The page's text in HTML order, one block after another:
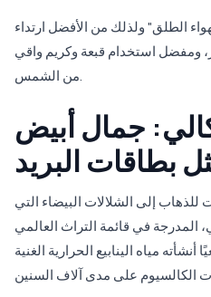
الطلق" ولذلك من الأفضل ارتداء
ومفضل استخدام قبعة وكريم واقي
من الشمس.
جمال أبيض
بطاقات البريد
للذهاب إلى الشلالات البيضاء التي
المدرجة في قائمة التراث العالمي
أنشأته مياه الينابيع الحرارية الغنية